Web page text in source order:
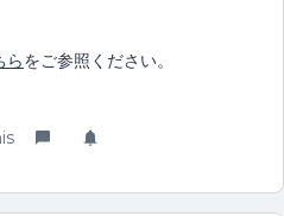
らをご参照ください。